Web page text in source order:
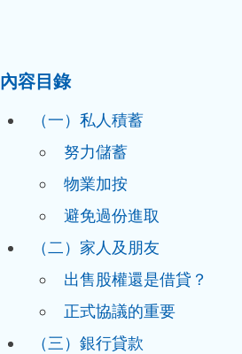
內容目錄
（一）私人積蓄
努力儲蓄
物業加按
避免過份進取
（二）家人及朋友
出售股權還是借貸？
正式協議的重要
（三）銀行貸款